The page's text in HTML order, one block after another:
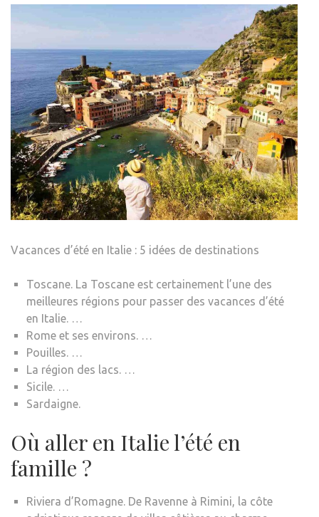
Vacances d’été en Italie : 5 idées de destinations
Toscane. La Toscane est certainement l’une des
meilleures régions pour passer des vacances d’été
en Italie. …
Rome et ses environs. …
Pouilles. …
La région des lacs. …
Sicile. …
Sardaigne.
Où aller en Italie l’été en
famille ?
Riviera d’Romagne. De Ravenne à Rimini, la côte